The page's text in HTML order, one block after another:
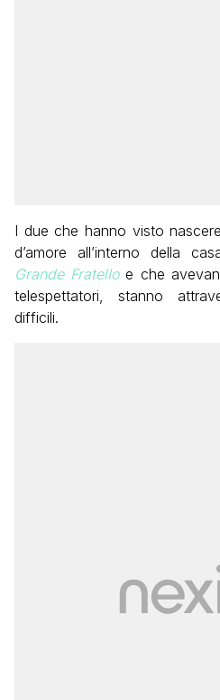
I due che hanno visto
d’amore all’interno della
Grande Fratelloe che
telespettatori, stanno
difficili.